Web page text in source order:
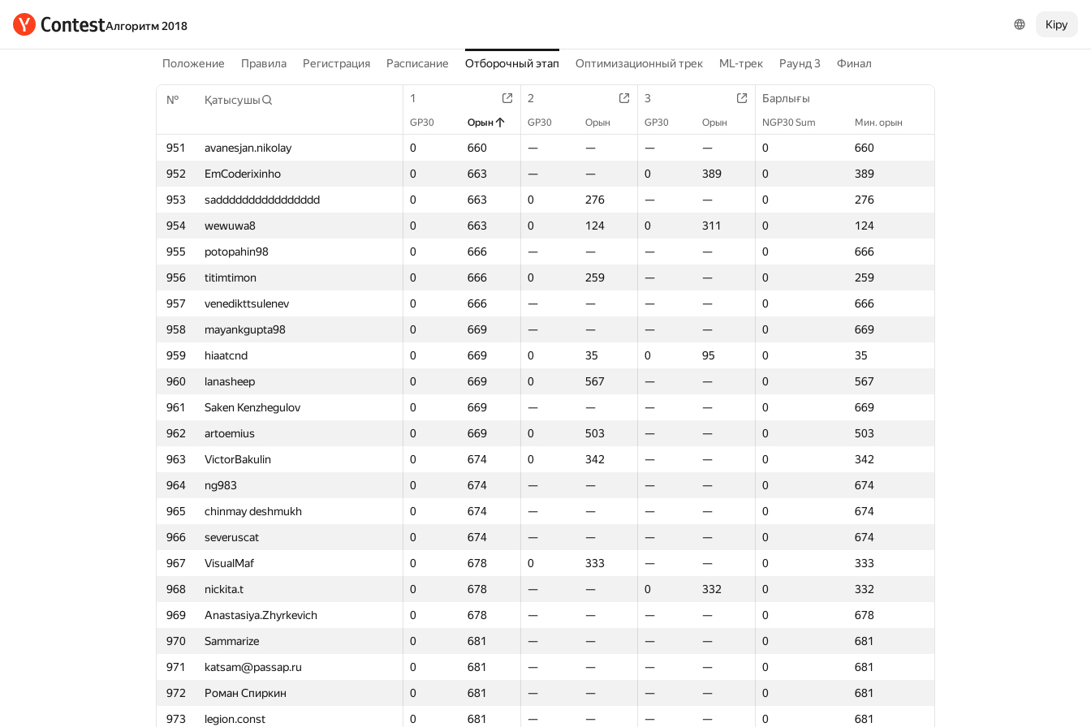
Алгоритм 2018 Кіру
Положение Правила Регистрация Расписание Отборочный этап Оптимизационный трек ML-трек Раунд 3 Финал
№ Қатысушы 1 2 3 Барлығы
GP30 Орын GP30 Орын GP30 Орын NGP30 Sum Мин. орын
951 avanesjan.nikolay 0 660 — — — — 0
660
952
EmCoderixinho 0 663 — — 0 389 0
389
953
sadddddddddddddddd 0 663 0 276 — — 0
276
954
wewuwa8 0 663 0 124 0 311 0
124
955
potopahin98 0 666 — — — — 0
666
956
titimtimon 0 666 0 259 — — 0
259
957
venedikttsulenev 0 666 — — — — 0
666
958
mayankgupta98 0 669 — — — — 0
669
959
hiaatcnd 0 669 0 35 0 95 0
35
960
lanasheep 0 669 0 567 — — 0
567
961
Saken Kenzhegulov 0 669 — — — — 0
669
962
artoemius 0 669 0 503 — — 0
503
963
VictorBakulin 0 674 0 342 — — 0
342
964
ng983 0 674 — — — — 0
674
965
chinmay deshmukh 0 674 — — — — 0
674
966
severuscat 0 674 — — — — 0
674
967
VisualMaf 0 678 0 333 — — 0
333
968
nickita.t 0 678 — — 0 332 0
332
969
Anastasiya.Zhyrkevich 0 678 — — — — 0
678
970
Sammarize 0 681 — — — — 0
681
971
katsam@passap.ru 0 681 — — — — 0
681
972
Роман Спиркин 0 681 — — — — 0
681
973
legion.const 0 681 — — — — 0
681
Қатысушы 1 Барлығы
GP30 Орын NGP30 Sum Мин. орын